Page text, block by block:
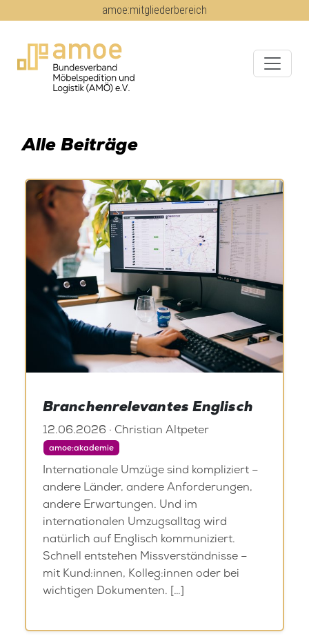
amoe:mitgliederbereich
Alle Beiträge
Branchenrelevantes Englisch
12.06.2026 · Christian Altpeter
amoe:akademie
Internationale Umzüge sind kompliziert –
andere Länder, andere Anforderungen,
andere Erwartungen. Und im
internationalen Umzugsalltag wird
natürlich auf Englisch kommuniziert.
Schnell entstehen Missverständnisse –
mit Kund:innen, Kolleg:innen oder bei
wichtigen Dokumenten. […]